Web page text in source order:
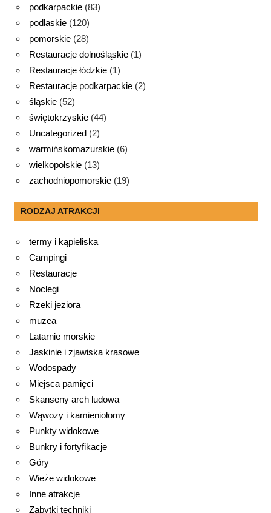
podkarpackie (83)
podlaskie (120)
pomorskie (28)
Restauracje dolnośląskie (1)
Restauracje łódzkie (1)
Restauracje podkarpackie (2)
śląskie (52)
świętokrzyskie (44)
Uncategorized (2)
warmińskomazurskie (6)
wielkopolskie (13)
zachodniopomorskie (19)
RODZAJ ATRAKCJI
termy i kąpieliska
Campingi
Restauracje
Noclegi
Rzeki jeziora
muzea
Latarnie morskie
Jaskinie i zjawiska krasowe
Wodospady
Miejsca pamięci
Skanseny arch ludowa
Wąwozy i kamieniołomy
Punkty widokowe
Bunkry i fortyfikacje
Góry
Wieże widokowe
Inne atrakcje
Zabytki techniki